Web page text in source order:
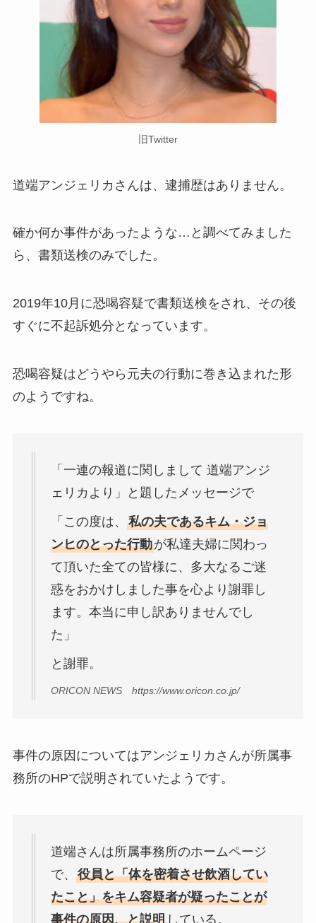
旧Twitter
道端アンジェリカさんは、逮捕歴はありません。
確か何か事件があったような…と調べてみました
ら、書類送検のみでした。
2019年10月に恐喝容疑で書類送検をされ、その後
すぐに不起訴処分となっています。
恐喝容疑はどうやら元夫の行動に巻き込まれた形
のようですね。
「一連の報道に関しまして 道端アンジ
ェリカより」と題したメッセージで
「この度は、 私の夫であるキム・ジョ
ンヒのとった行動が私達夫婦に関わっ
て頂いた全ての皆様に、多大なるご迷
惑をおかけしました事を心より謝罪し
ます。本当に申し訳ありませんでし
た」
と謝罪。
ORICON NEWS https://www.oricon.co.jp/
事件の原因についてはアンジェリカさんが所属事
務所のHPで説明されていたようです。
道端さんは所属事務所のホームページ
で、 役員と「体を密着させ飲酒してい
たこと」をキム容疑者が疑ったことが
事件の原因、と説明している。